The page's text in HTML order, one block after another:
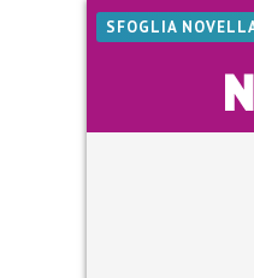
SFOGLIA